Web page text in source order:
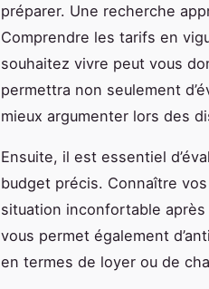
préparer. Une recherche
Comprendre les tarifs en
souhaitez vivre peut vous
permettra non seulement
mieux argumenter lors des
Ensuite, il est essentiel
budget précis. Connaître
situation inconfortable
vous permet également
en termes de loyer ou de